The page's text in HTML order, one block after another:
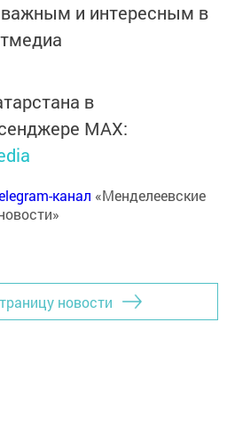
и интересным в
в
MАХ:
канал «Менделеевские
новости